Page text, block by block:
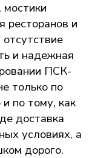
мостики
ресторанов и
и надежная
ПСК-
только по
по тому, как
доставка
условиях, а
дорого.